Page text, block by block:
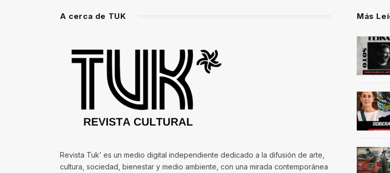
A cerca de TUK
Revista Tuk’ es un medio digital independiente dedicado a la difusión de arte,
cultura, sociedad, bienestar y medio ambiente, con una mirada contemporánea
Más